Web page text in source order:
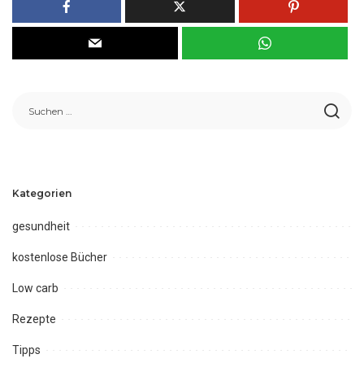
Kategorien
gesundheit
kostenlose Bücher
Low carb
Rezepte
Tipps